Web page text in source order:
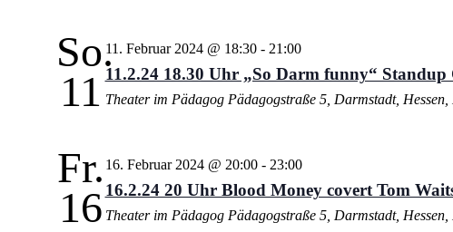
So.
11
11. Februar 2024 @ 18:30- 21:00
11.2.24 18.30 Uhr „So Darm funny“ Standup
Theater im Pädagog Pädagogstraße 5, Darmstadt, Hessen,
Fr.
16
16. Februar 2024 @ 20:00- 23:00
16.2.24 20 Uhr Blood Money covert Tom
Theater im Pädagog Pädagogstraße 5, Darmstadt, Hessen,